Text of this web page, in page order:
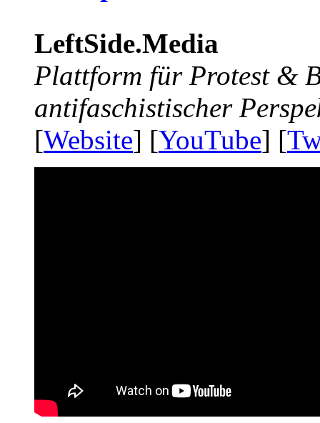
LeftSide.Media
Plattform für Protest &
antifaschistischer
[Website] [YouTube] [